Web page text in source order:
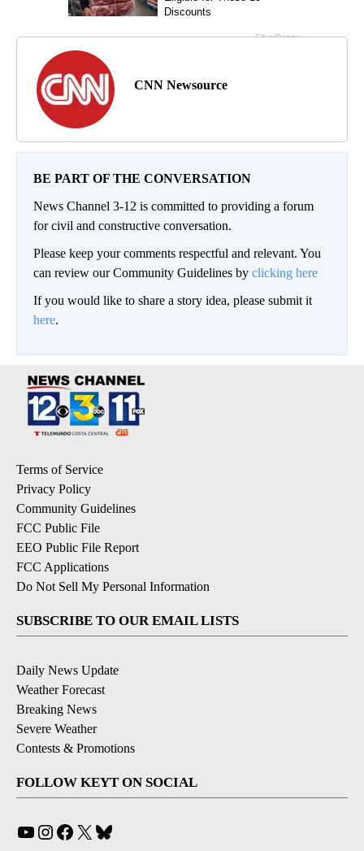
CNN Newsource
BE PART OF THE CONVERSATION
News Channel 3-12 is committed to providing a forum
for civil and constructive conversation.
Please keep your comments respectful and relevant. You
can review our Community Guidelines by clicking here
If you would like to share a story idea, please submit it
here.
Terms of Service
Privacy Policy
Community Guidelines
FCC Public File
EEO Public File Report
FCC Applications
Do Not Sell My Personal Information
SUBSCRIBE TO OUR EMAIL LISTS
Daily News Update
Weather Forecast
Breaking News
Severe Weather
Contests & Promotions
FOLLOW KEYT ON SOCIAL
YouTube
Instagram
Facebook
X